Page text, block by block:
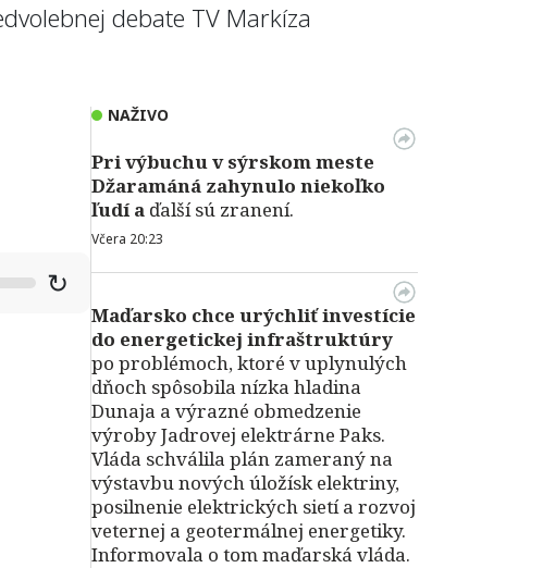
debate TV Markíza
↻
NAŽIVO
Pri výbuchu v sýrskom meste
Džaramáná zahynulo niekoľko
ľudí a ďalší sú zranení.
Včera 20:23
Maďarsko chce urýchliť investície
do energetickej infraštruktúry
po problémoch, ktoré v uplynulých
dňoch spôsobila nízka hladina
Dunaja a výrazné obmedzenie
výroby Jadrovej elektrárne Paks.
Vláda schválila plán zameraný na
výstavbu nových úložísk elektriny,
posilnenie elektrických sietí a rozvoj
veternej a geotermálnej energetiky.
Informovala o tom maďarská vláda.